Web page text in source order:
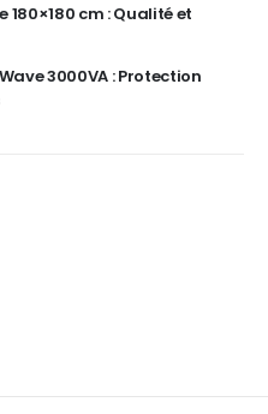
180×180 cm : Qualité et
3000VA : Protection